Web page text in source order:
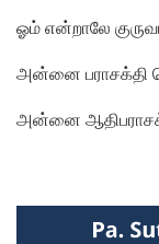
ஓம் என்றாலே
அன்னை பராசக்தி
அன்னை